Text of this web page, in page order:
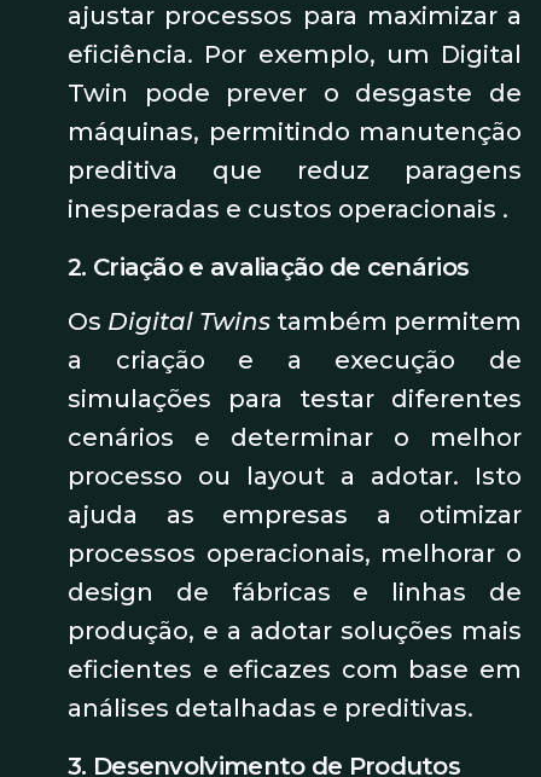
ajustar processos para maximizar a
eficiência. Por exemplo, um Digital
Twin pode prever o desgaste de
máquinas, permitindo manutenção
preditiva que reduz paragens
inesperadas e custos operacionais .
2. Criação e avaliação de cenários
Os Digital Twins também permitem
a criação e a execução de
simulações para testar diferentes
cenários e determinar o melhor
processo ou layout a adotar. Isto
ajuda as empresas a otimizar
processos operacionais, melhorar o
design de fábricas e linhas de
produção, e a adotar soluções mais
eficientes e eficazes com base em
análises detalhadas e preditivas.
3. Desenvolvimento de Produtos